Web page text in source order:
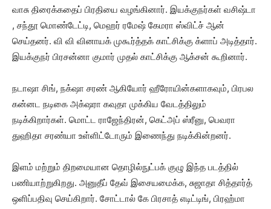
வாசு திரைக்கதைப் பிரதியை வழங்கினார். இயக்குநர்கள் வசிஷ்டா
, சந்தூ மொண்டேட்டி, மெஹர் ரமேஷ் கேமரா ஸ்விட்ச் ஆன்
செய்தனர். வி வி வினாயக் முகூர்த்தக் காட்சிக்கு க்ளாப் அடித்தார்.
இயக்குநர் பிரசன்னா குமார் முதல் காட்சிக்கு ஆக்சன் கூறினார்.
நடாஷா சிங், நக்‌ஷா சரண் ஆகியோர் ஹீரோயின்களாகவும், பிரபல
கன்னட நடிகை அக்‌ஷரா கவுதா முக்கிய வேடத்திலும்
நடிக்கிறார்கள். மொட்ட ராஜேந்திரன், கெட்அப் ஸ்ரீனு, பெவரா
துஹிதா சரண்யா உள்ளிட்டோரும் இணைந்து நடிக்கின்றனர்.
இளம் மற்றும் திறமையான தொழில்நுட்பக் குழு இந்த படத்தில்
பணியாற்றுகிறது. அனுதீப் தேவ் இசையமைக்க, சுஜாதா சித்தார்த்
ஒளிப்பதிவு செய்கிறார். சோட்டால் கே பிரசாத் எடிட்டிங், பிரஹ்மா